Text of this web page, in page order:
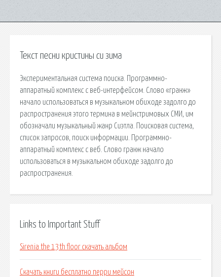
Текст песни кристины си зима
Экспериментальная система поиска. Программно-
аппаратный комплекс с веб-интерфейсом. Слово «гранж»
начало использоваться в музыкальном обиходе задолго до
распространения этого термина в мейнстримовых СМИ, им
обозначали музыкальный жанр Сиэтла. Поисковая сиcтема,
список запросов, поиск информации. Программно-
аппаратный комплекс с веб. Слово гранж начало
использоваться в музыкальном обиходе задолго до
распространения.
Links to Important Stuff
Sirenia the 13th floor скачать альбом
Скачать книги бесплатно перри мейсон